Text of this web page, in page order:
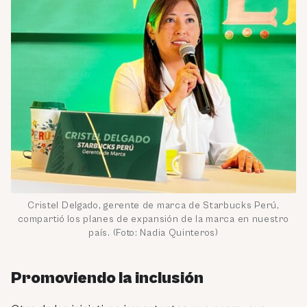
Cristel Delgado, gerente de marca de Starbucks Perú,
compartió los planes de expansión de la marca en nuestro
país. (Foto: Nadia Quinteros)
Promoviendo la inclusión